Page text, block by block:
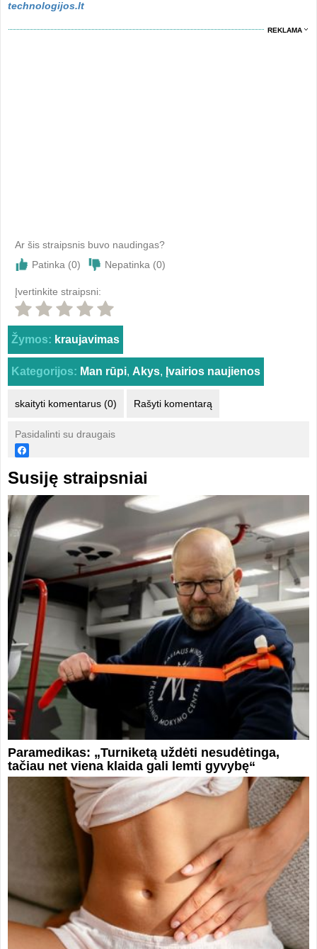
technologijos.lt
REKLAMA
Ar šis straipsnis buvo naudingas?
Patinka (0) Nepatinka (0)
Įvertinkite straipsni:
Žymos: kraujavimas
Kategorijos: Man rūpi, Akys, Įvairios naujienos
skaityti komentarus (0) Rašyti komentarą
Pasidalinti su draugais
Susiję straipsniai
Paramedikas: „Turniketą uždėti nesudėtinga,
tačiau net viena klaida gali lemti gyvybę“